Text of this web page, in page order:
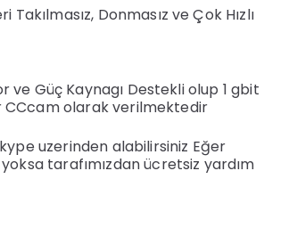
Donmasız ve Çok Hızlı
ve Güç Kaynagı Destekli olup 1 gbit
CCcam olarak verilmektedir
uzerinden alabilirsiniz Eğer
tarafımızdan ücretsiz yardım